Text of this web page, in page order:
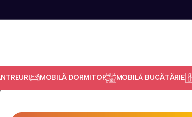
MOBILĂ DORMITOR MOBILĂ BUCĂTĂRIE